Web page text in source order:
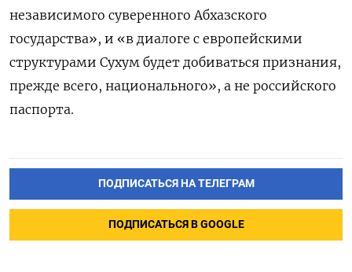
независимого суверенного Абхазского
государства», и «в диалоге с европейскими
структурами Сухум будет добиваться признания,
прежде всего, национального», а не российского
паспорта.
ПОДПИСАТЬСЯ НА ТЕЛЕГРАМ
ПОДПИСАТЬСЯ В GOOGLE